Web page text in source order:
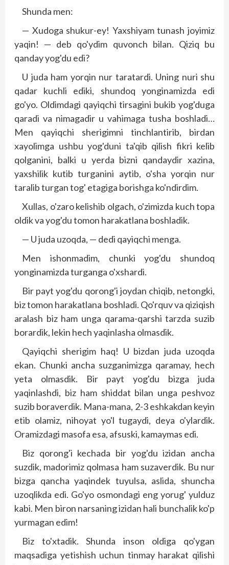
Shunda men:
— Xudoga shukur-ey! Yaxshiyam tunash joyimiz
yaqin! — deb qo'ydim quvonch bilan. Qiziq bu
qanday yog'du edi?
U juda ham yorqin nur taratardi. Uning nuri shu
qadar kuchli ediki, shundoq yonginamizda edi
go'yo. Oldimdagi qayiqchi tirsagini bukib yog'duga
qaradi va nimagadir u vahimaga tusha boshladi…
Men qayiqchi sherigimni tinchlantirib, birdan
xayolimga ushbu yog'duni ta'qib qilish fikri kelib
qolganini, balki u yerda bizni qandaydir xazina,
yaxshilik kutib turganini aytib, o'sha yorqin nur
taralib turgan tog' etagiga borishga ko'ndirdim.
Xullas, o'zaro kelishib olgach, o'zimizda kuch topa
oldik va yog'du tomon harakatlana boshladik.
— U juda uzoqda, — dedi qayiqchi menga.
Men ishonmadim, chunki yog'du shundoq
yonginamizda turganga o'xshardi.
Bir payt yog'du qorong'i joydan chiqib, netongki,
biz tomon harakatlana boshladi. Qo'rquv va qiziqish
aralash biz ham unga qarama-qarshi tarzda suzib
borardik, lekin hech yaqinlasha olmasdik.
Qayiqchi sherigim haq! U bizdan juda uzoqda
ekan. Chunki ancha suzganimizga qaramay, hech
yeta olmasdik. Bir payt yog'du bizga juda
yaqinlashdi, biz ham shiddat bilan unga peshvoz
suzib boraverdik. Mana-mana, 2-3 eshkakdan keyin
etib olamiz, nihoyat yo'l tugaydi, deya o'ylardik.
Oramizdagi masofa esa, afsuski, kamaymas edi.
Biz qorong'i kechada bir yog'du izidan ancha
suzdik, madorimiz qolmasa ham suzaverdik. Bu nur
bizga qancha yaqindek tuyulsa, aslida, shuncha
uzoqlikda edi. Go'yo osmondagi eng yorug' yulduz
kabi. Men biron narsaning izidan hali bunchalik ko'p
yurmagan edim!
Biz to'xtadik. Shunda inson oldiga qo'ygan
maqsadiga yetishish uchun tinmay harakat qilishi